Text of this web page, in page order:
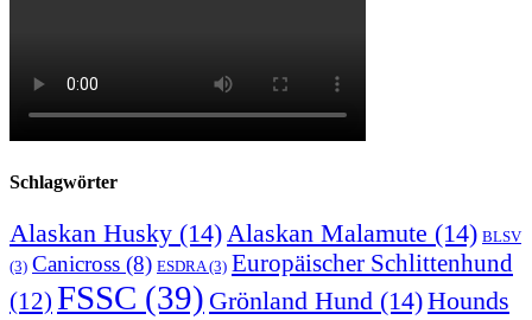
Schlagwörter
Alaskan Husky (14) Alaskan Malamute (14) BLSV
(3) Canicross (8) ESDRA(3) Europäischer Schlittenhund
(12) FSSC (39) Grönland Hund (14)Hounds